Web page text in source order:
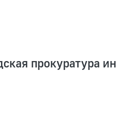
прокуратура